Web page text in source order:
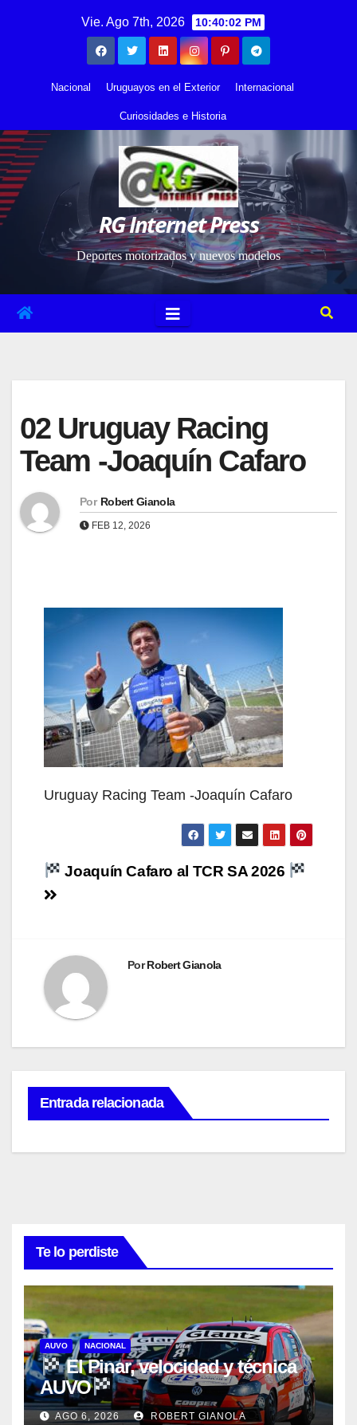
Vie. Ago 7th, 2026 10:40:03 PM
Nacional Uruguayos en el Exterior Internacional
Curiosidades e Historia
RG Internet Press
Deportes motorizados y nuevos modelos
02 Uruguay Racing
Team -Joaquín Cafaro
Por Robert Gianola
FEB 12, 2026
Uruguay Racing Team -Joaquín Cafaro
Navegación
de
Joaquín Cafaro al TCR SA 2026
PorRobert Gianola
Entrada relacionada
Te lo perdiste
AUVO NACIONAL
El Pinar, velocidad y técnica
AUVO
AGO 6, 2026 ROBERT GIANOLA